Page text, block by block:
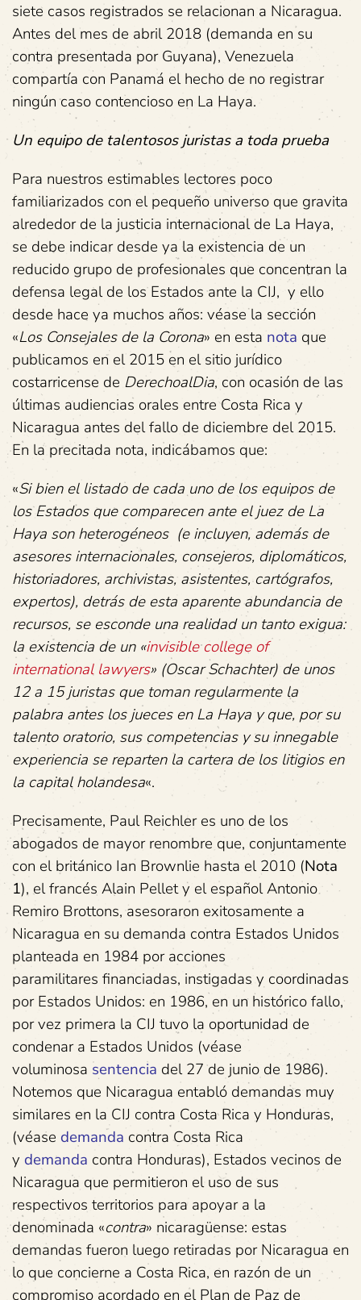
siete casos registrados se relacionan a Nicaragua.
Antes del mes de abril 2018 (demanda en su
contra presentada por Guyana), Venezuela
compartía con Panamá el hecho de no registrar
ningún caso contencioso en La Haya.
Un equipo de talentosos juristas a toda prueba
Para nuestros estimables lectores poco
familiarizados con el pequeño universo que gravita
alrededor de la justicia internacional de La Haya,
se debe indicar desde ya la existencia de un
reducido grupo de profesionales que concentran la
defensa legal de los Estados ante la CIJ, y ello
desde hace ya muchos años: véase la sección
«Los Consejales de la Corona» en esta nota que
publicamos en el 2015 en el sitio jurídico
costarricense de DerechoalDia, con ocasión de las
últimas audiencias orales entre Costa Rica y
Nicaragua antes del fallo de diciembre del 2015.
En la precitada nota, indicábamos que:
«Si bien el listado de cada uno de los equipos de
los Estados que comparecen ante el juez de La
Haya son heterogéneos (e incluyen, además de
asesores internacionales, consejeros, diplomáticos,
historiadores, archivistas, asistentes, cartógrafos,
expertos), detrás de esta aparente abundancia de
recursos, se esconde una realidad un tanto exigua:
la existencia de un «invisible college of
international lawyers» (Oscar Schachter) de unos
12 a 15 juristas que toman regularmente la
palabra antes los jueces en La Haya y que, por su
talento oratorio, sus competencias y su innegable
experiencia se reparten la cartera de los litigios en
la capital holandesa«.
Precisamente, Paul Reichler es uno de los
abogados de mayor renombre que, conjuntamente
con el británico Ian Brownlie hasta el 2010 (Nota
1), el francés Alain Pellet y el español Antonio
Remiro Brottons, asesoraron exitosamente a
Nicaragua en su demanda contra Estados Unidos
planteada en 1984 por acciones
paramilitares financiadas, instigadas y coordinadas
por Estados Unidos: en 1986, en un histórico fallo,
por vez primera la CIJ tuvo la oportunidad de
condenar a Estados Unidos (véase
voluminosa sentencia del 27 de junio de 1986).
Notemos que Nicaragua entabló demandas muy
similares en la CIJ contra Costa Rica y Honduras,
(véase demanda contra Costa Rica
y demanda contra Honduras), Estados vecinos de
Nicaragua que permitieron el uso de sus
respectivos territorios para apoyar a la
denominada «contra» nicaragüense: estas
demandas fueron luego retiradas por Nicaragua en
lo que concierne a Costa Rica, en razón de un
compromiso acordado en el Plan de Paz de